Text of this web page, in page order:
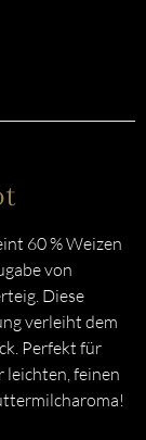
60 % Weizen
von
Diese
verleiht dem
Perfekt für
leichten, feinen